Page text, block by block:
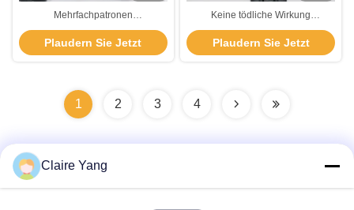
Mehrfachpatronen
Energiewehrgerät
Wasserdichtheit
Plaudern Sie Jetzt
Keine tödliche Wirkung
Leitungsenergie Waffe zum
Schutz der Sicherheit Ip57
wasserdicht
Plaudern Sie Jetzt
1 2 3 4
Claire Yang